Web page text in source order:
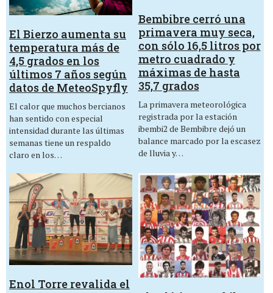
El Bierzo aumenta su
temperatura más de
4,5 grados en los
últimos 7 años según
datos de MeteoSpyfly
El calor que muchos bercianos
han sentido con especial
intensidad durante las últimas
semanas tiene un respaldo
claro en los…
Bembibre cerró una
primavera muy seca,
con sólo 16,5 litros por
metro cuadrado y
máximas de hasta
35,7 grados
La primavera meteorológica
registrada por la estación
ibembi2 de Bembibre dejó un
balance marcado por la escasez
de lluvia y…
Enol Torre revalida el